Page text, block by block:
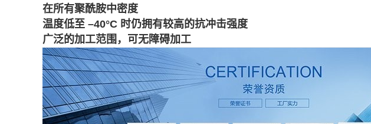
在所有聚酰胺中密度
温度低至 –40°C 时仍拥有较高的抗冲击强度
广泛的加工范围，可无障碍加工